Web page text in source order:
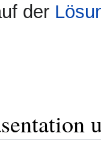
der